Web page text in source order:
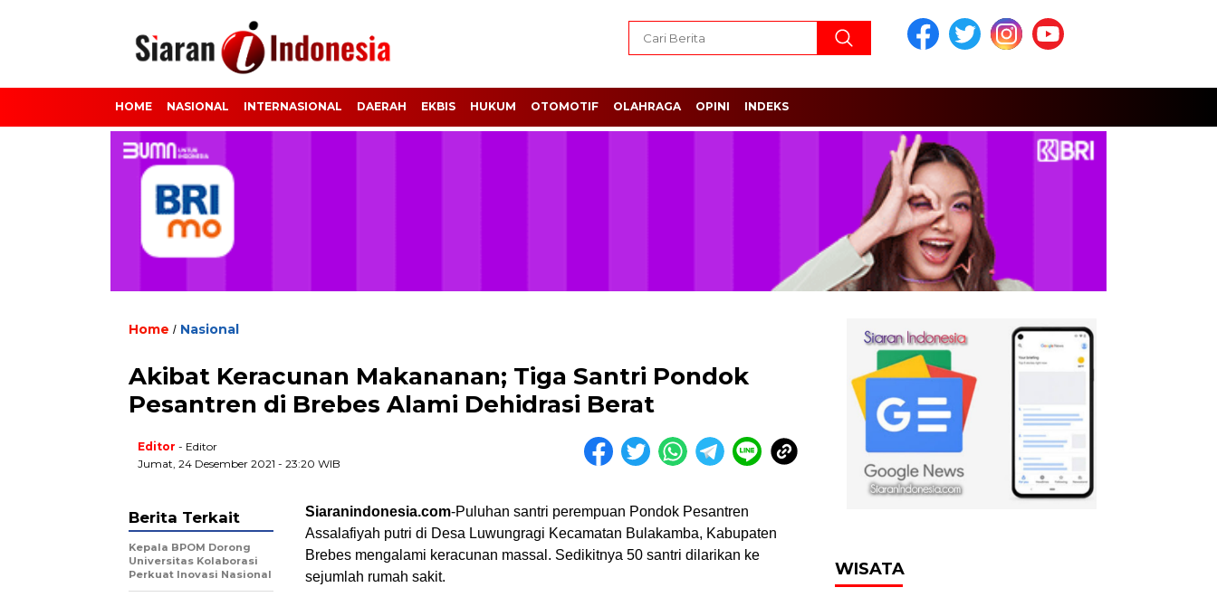
HOME NASIONAL INTERNASIONAL DAERAH EKBIS HUKUM OTOMOTIF OLAHRAGA OPINI INDEKS
Home / Nasional
Akibat Keracunan Makananan; Tiga Santri Pondok
Pesantren di Brebes Alami Dehidrasi Berat
Editor - Editor
Jumat, 24 Desember 2021 - 23:20 WIB
Siaranindonesia.com-Puluhan santri perempuan Pondok Pesantren
Assalafiyah putri di Desa Luwungragi Kecamatan Bulakamba, Kabupaten
Brebes mengalami keracunan massal. Sedikitnya 50 santri dilarikan ke
sejumlah rumah sakit.
Berita Terkait
Kepala BPOM Dorong
Universitas Kolaborasi
Perkuat Inovasi Nasional
WISATA